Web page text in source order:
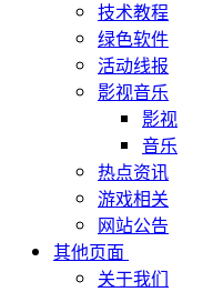
技术教程
绿色软件
活动线报
影视音乐
影视
音乐
热点资讯
游戏相关
网站公告
其他页面
关于我们